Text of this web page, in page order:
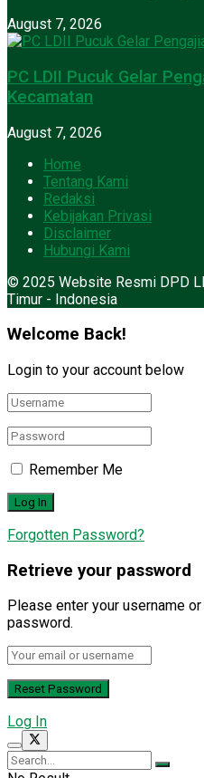
August 7, 2026
PC LDII Pucuk Gelar
Kecamatan
August 7, 2026
Home
Tentang Kami
Redaksi
Kebijakan Privasi
Disclaimer
Hubungi Kami
© 2025 Website Resmi DPD
Timur - Indonesia
Welcome Back!
Login to your account below
Remember Me
Forgotten Password?
Retrieve your password
Please enter your username
password.
Log In